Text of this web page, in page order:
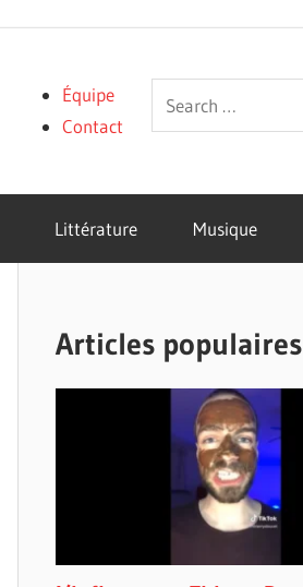
Search
for:
Équipe
Contact
Littérature Musique
Articles populaires